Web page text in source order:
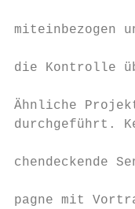
miteinbezogen
die Kontrolle
Ähnliche
durchgeführt.
chendeckende
pagne mit